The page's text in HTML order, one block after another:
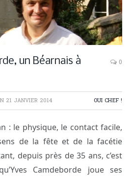
un Béarnais à
0
21 JANVIER 2014 OUI CHEF !
: le physique, le contact facile,
de la fête et de la facétie
depuis près de 35 ans, c’est
Camdeborde joue ses